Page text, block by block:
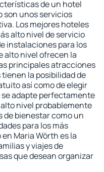
de un hotel
son unos servicios
Los mejores hoteles
alto nivel de servicio
instalaciones para los
alto nivel ofrecen la
principales atracciones
la posibilidad de
así como de elegir
adapte perfectamente
nivel probablemente
de bienestar como un
para los más
Maria Wörth es la
y viajes de
que desean organizar